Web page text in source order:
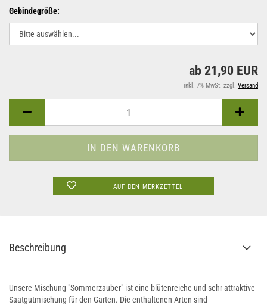
Gebindegröße:
ab 21,90 EUR
inkl. 7% MwSt. zzgl. Versand
AUF DEN MERKZETTEL
Beschreibung
Unsere Mischung "Sommerzauber" ist eine blütenreiche und sehr attraktive
Saatgutmischung für den Garten. Die enthaltenen Arten sind